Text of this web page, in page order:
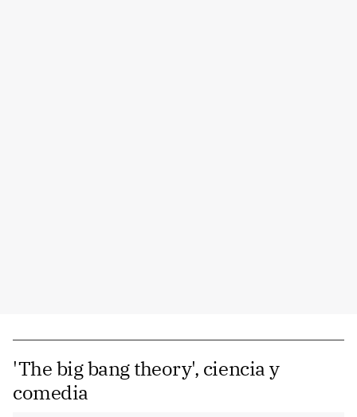
'The big bang theory', ciencia y
comedia